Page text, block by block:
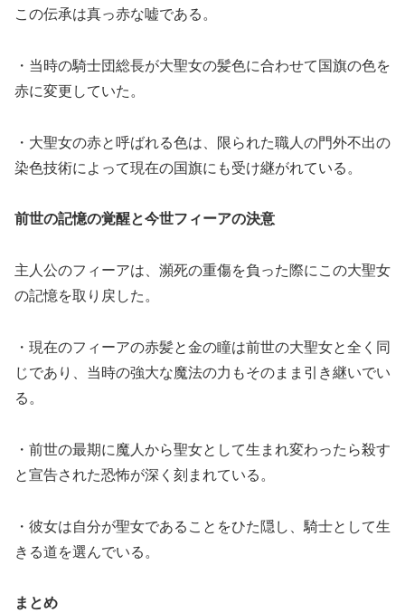
この伝承は真っ赤な嘘である。
・当時の騎士団総長が大聖女の髪色に合わせて国旗の色を
赤に変更していた。
・大聖女の赤と呼ばれる色は、限られた職人の門外不出の
染色技術によって現在の国旗にも受け継がれている。
前世の記憶の覚醒と今世フィーアの決意
主人公のフィーアは、瀕死の重傷を負った際にこの大聖女
の記憶を取り戻した。
・現在のフィーアの赤髪と金の瞳は前世の大聖女と全く同
じであり、当時の強大な魔法の力もそのまま引き継いでい
る。
・前世の最期に魔人から聖女として生まれ変わったら殺す
と宣告された恐怖が深く刻まれている。
・彼女は自分が聖女であることをひた隠し、騎士として生
きる道を選んでいる。
まとめ